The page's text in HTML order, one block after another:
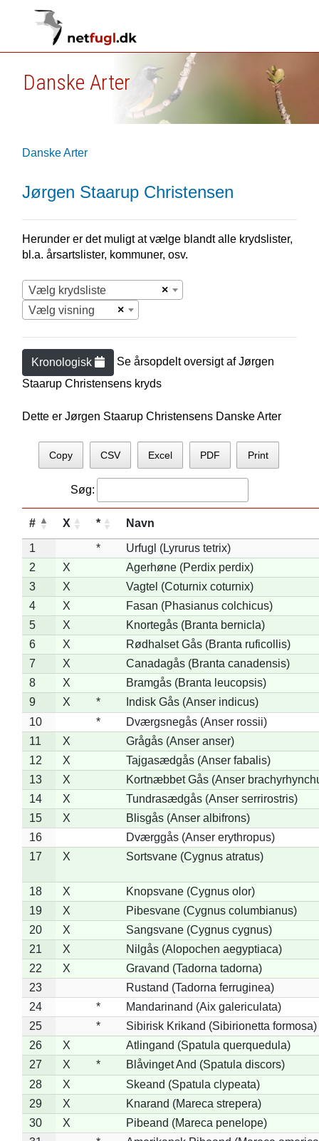
Danske Arter
Danske Arter
Jørgen Staarup Christensen
Herunder er det muligt at vælge blandt alle krydslister,
bl.a. årsartslister, kommuner, osv.
×
Vælg krydsliste
×
Vælg visning
Kronologisk Se årsopdelt oversigt afJørgen
Staarup Christensens kryds
Dette er Jørgen Staarup Christensens Danske Arter
Copy CSV Excel PDF Print
Søg:
# X * Navn
1 *
Urfugl (Lyrurus tetrix)
2
X
Agerhøne (Perdix perdix)
3
X
Vagtel (Coturnix coturnix)
4
X
Fasan (Phasianus colchicus)
5
X
Knortegås (Branta bernicla)
6
X
Rødhalset Gås (Branta ruficollis)
7
X
Canadagås (Branta canadensis)
8
X
Bramgås (Branta leucopsis)
9
X *
Indisk Gås (Anser indicus)
10
*
Dværgsnegås (Anser rossii)
11
X
Grågås (Anser anser)
12
X
Tajgasædgås (Anser fabalis)
13
X
Kortnæbbet Gås (Anser
14
X
Tundrasædgås (Anser serrirostris)
15
X
Blisgås (Anser albifrons)
16
Dværggås (Anser erythropus)
17
X Sortsvane (Cygnus atratus)
18 X
Knopsvane (Cygnus olor)
19
X
Pibesvane (Cygnus columbianus)
20
X
Sangsvane (Cygnus cygnus)
21
X
Nilgås (Alopochen aegyptiaca)
22
X
Gravand (Tadorna tadorna)
23
Rustand (Tadorna ferruginea)
24
*
Mandarinand (Aix galericulata)
25
*
Sibirisk Krikand (Sibirionetta formosa)
26
X
Atlingand (Spatula querquedula)
27
X *
Blåvinget And (Spatula discors)
28
X
Skeand (Spatula clypeata)
29
X
Knarand (Mareca strepera)
30
X
Pibeand (Mareca penelope)